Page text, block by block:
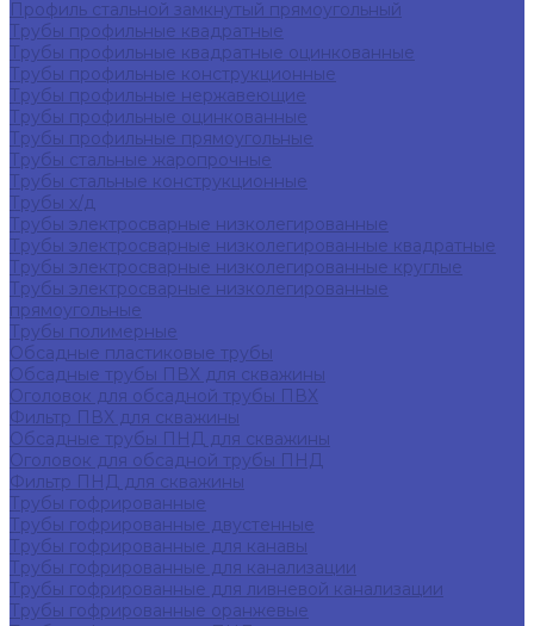
Профиль стальной замкнутый прямоугольный
Трубы профильные квадратные
Трубы профильные квадратные оцинкованные
Трубы профильные конструкционные
Трубы профильные нержавеющие
Трубы профильные оцинкованные
Трубы профильные прямоугольные
Трубы стальные жаропрочные
Трубы стальные конструкционные
Трубы х/д
Трубы электросварные низколегированные
Трубы электросварные низколегированные квадратные
Трубы электросварные низколегированные круглые
Трубы электросварные низколегированные
прямоугольные
Трубы полимерные
Обсадные пластиковые трубы
Обсадные трубы ПВХ для скважины
Оголовок для обсадной трубы ПВХ
Фильтр ПВХ для скважины
Обсадные трубы ПНД для скважины
Оголовок для обсадной трубы ПНД
Фильтр ПНД для скважины
Трубы гофрированные
Трубы гофрированные двустенные
Трубы гофрированные для канавы
Трубы гофрированные для канализации
Трубы гофрированные для ливневой канализации
Трубы гофрированные оранжевые